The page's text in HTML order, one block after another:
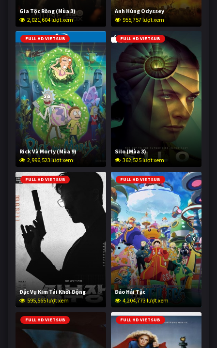
Gia Tộc Rồng (Mùa 3)
2,021,604 lượt xem
Anh Hùng Odyssey
955,757 lượt xem
FULL HD VIETSUB
Rick Và Morty (Mùa 9)
2,996,523 lượt xem
FULL HD VIETSUB
Silo (Mùa 3)
362,525 lượt xem
FULL HD VIETSUB
Đặc Vụ Kim Tái Khởi Động
595,565 lượt xem
FULL HD VIETSUB
Đảo Hải Tặc
4,204,773 lượt xem
FULL HD VIETSUB FULL HD VIETSUB